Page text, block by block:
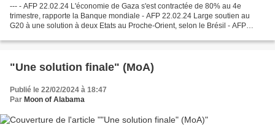
--- - AFP 22.02.24 L'économie de Gaza s'est contractée de 80% au 4e
trimestre, rapporte la Banque mondiale - AFP 22.02.24 Large soutien au
G20 à une solution à deux Etats au Proche-Orient, selon le Brésil - AFP
"Une solution finale" (MoA)
Publié le 22/02/2024 à 18:47
Par Moon of Alabama